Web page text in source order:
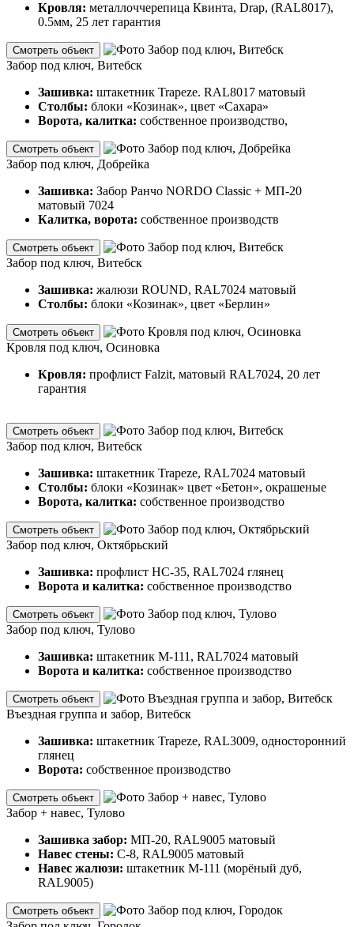
Кровля: металлоччерепица Квинта, Drap, (RAL8017),
0.5мм, 25 лет гарантия
Смотреть объект
Забор под ключ, Витебск
Зашивка: штакетник Trapeze. RAL8017 матовый
Столбы: блоки «Козинак», цвет «Сахара»
Ворота, калитка: собственное производство,
Смотреть объект
Забор под ключ, Добрейка
Зашивка: Забор Ранчо NORDO Classic + МП-20
матовый 7024
Калитка, ворота: собственное производств
Смотреть объект
Забор под ключ, Витебск
Зашивка: жалюзи ROUND, RAL7024 матовый
Столбы: блоки «Козинак», цвет «Берлин»
Смотреть объект
Кровля под ключ, Осиновка
Кровля: профлист Falzit, матовый RAL7024, 20 лет
гарантия
Смотреть объект
Забор под ключ, Витебск
Зашивка: штакетник Trapeze, RAL7024 матовый
Столбы: блоки «Козинак» цвет «Бетон», окрашеные
Ворота, калитка: собственное производство
Смотреть объект
Забор под ключ, Октябрьский
Зашивка: профлист НС-35, RAL7024 глянец
Ворота и калитка: собственное производство
Смотреть объект
Забор под ключ, Тулово
Зашивка: штакетник М-111, RAL7024 матовый
Ворота и калитка: собственное производство
Смотреть объект
Въездная группа и забор, Витебск
Зашивка: штакетник Trapeze, RAL3009, односторонний
глянец
Ворота: собственное производство
Смотреть объект
Забор + навес, Тулово
Зашивка забор: МП-20, RAL9005 матовый
Навес стены: С-8, RAL9005 матовый
Навес жалюзи: штакетник М-111 (морёный дуб,
RAL9005)
Смотреть объект